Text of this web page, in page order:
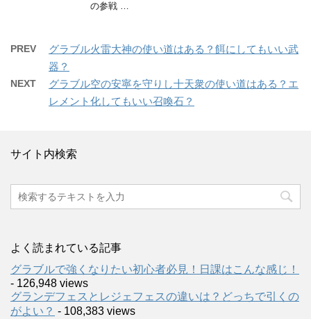
の参戦 …
PREV
グラブル火雷大神の使い道はある？餌にしてもいい武
器？
NEXT
グラブル空の安寧を守りし十天衆の使い道はある？エ
レメント化してもいい召喚石？
サイト内検索
よく読まれている記事
グラブルで強くなりたい初心者必見！日課はこんな感じ！
- 126,948 views
グランデフェスとレジェフェスの違いは？どっちで引くの
がよい？ - 108,383 views